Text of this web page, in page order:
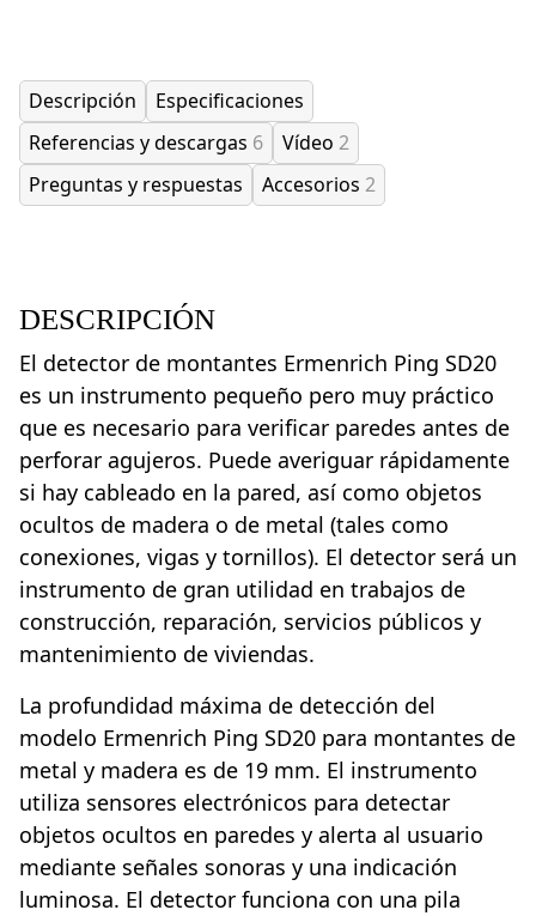
Descripción
Especificaciones
Referencias y descargas 6 Vídeo 2
Preguntas y respuestas
Accesorios 2
DESCRIPCIÓN
El detector de montantes Ermenrich Ping SD20
es un instrumento pequeño pero muy práctico
que es necesario para verificar paredes antes de
perforar agujeros. Puede averiguar rápidamente
si hay cableado en la pared, así como objetos
ocultos de madera o de metal (tales como
conexiones, vigas y tornillos). El detector será un
instrumento de gran utilidad en trabajos de
construcción, reparación, servicios públicos y
mantenimiento de viviendas.
La profundidad máxima de detección del
modelo Ermenrich Ping SD20 para montantes de
metal y madera es de 19 mm. El instrumento
utiliza sensores electrónicos para detectar
objetos ocultos en paredes y alerta al usuario
mediante señales sonoras y una indicación
luminosa. El detector funciona con una pila